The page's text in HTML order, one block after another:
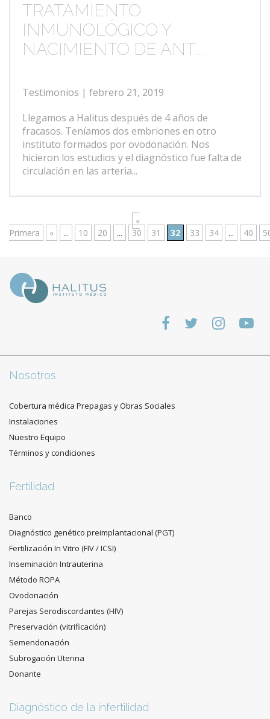
TRATAMIENTO
INMUNOLÓGICO Y
NACIMIENTO DE ANT...
Testimonios | febrero 21, 2019
Llegamos a Halitus después de 4 años de
fracasos. Teníamos dos embriones en otro
instituto formados por ovodonación. Nos
hicieron los estudios y el diagnóstico fue falta de
circulación en las arteria...
«
Primera
« ... 10 20 ... 30 31 32 33 34 ... 40
Nosotros
Cobertura médica Prepagas y Obras Sociales
Instalaciones
Nuestro Equipo
Términos y condiciones
Fertilidad
Banco
Diagnóstico genético preimplantacional (PGT)
Fertilización In Vitro (FIV / ICSI)
Inseminación Intrauterina
Método ROPA
Ovodonación
Parejas Serodiscordantes (HIV)
Preservación (vitrificación)
Semendonación
Subrogación Uterina
Donante
Diagnóstico de la infertilidad